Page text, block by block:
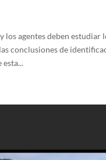
agentes deben estudiar
conclusiones de